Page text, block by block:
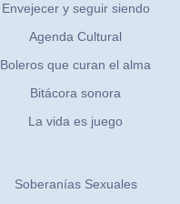
Envejecer y seguir siendo
Agenda Cultural
Boleros que curan el alma
Bitácora sonora
La vida es juego
Soberanías Sexuales